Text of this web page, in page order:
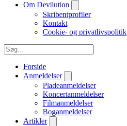
Om Devilution
Skribentprofiler
Kontakt
Cookie- og privatlivspolitik
Forside
Anmeldelser
Pladeanmeldelser
Koncertanmeldelser
Filmanmeldelser
Boganmeldelser
Artikler